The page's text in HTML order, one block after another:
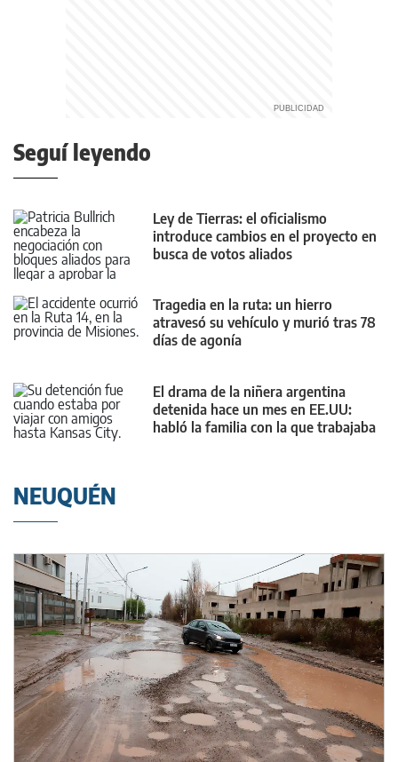
Seguí leyendo
Ley de Tierras: el oficialismo
introduce cambios en el proyecto en
busca de votos aliados
Tragedia en la ruta: un hierro
atravesó su vehículo y murió tras 78
días de agonía
El drama de la niñera argentina
detenida hace un mes en EE.UU:
habló la familia con la que trabajaba
NEUQUÉN